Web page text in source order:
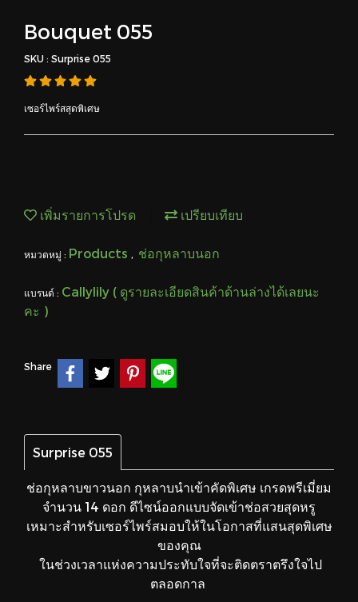
Bouquet 055
SKU : Surprise 055
เซอร์ไพร์สสุดพิเศษ
เพิ่มรายการโปรด เปรียบเทียบ
หมวดหมู่ : Products , ช่อกุหลาบนอก
แบรนด์ : Callylily ( ดูรายละเอียดสินค้าด้านล่างได้เลยนะ
คะ )
Share
Surprise 055
ช่อกุหลาบขาวนอก กุหลาบนำเข้าคัดพิเศษ เกรดพรีเมี่ยม
จำนวน 14 ดอก ดีไซน์ออกแบบจัดเข้าช่อสวยสุดหรู
เหมาะสำหรับเซอร์ไพร์สมอบให้ในโอกาสที่แสนสุดพิเศษ
ของคุณ
ในช่วงเวลาแห่งความประทับใจที่จะติดตราตรึงใจไป
ตลอดกาล